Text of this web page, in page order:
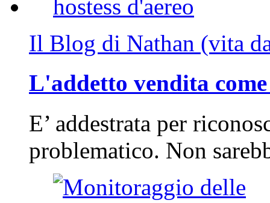
Il Blog di Nathan (vita
L'addetto vendita
E’ addestrata per
problematico. Non